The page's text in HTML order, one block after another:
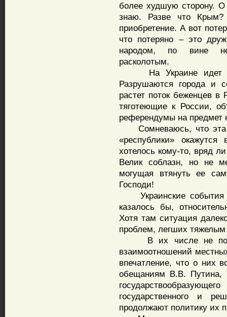
более худшую сторону. О
знаю. Разве что Крым?
приобретение. А вот
что потеряно – это
народом, по вине
расколотым.
На Украине идет
Разрушаются города и
растет поток беженцев в
тяготеющие к России,
референдумы на предмет
Сомневаюсь, что эта
«республики»
хотелось кому-то, вряд
Велик соблазн, но не
могущая втянуть ее
Господи!
Украинские события
казалось бы,
Хотя там ситуация
проблем, легших
В их числе не
взаимоотношений
впечатление, что о них
обещаниям В.В. Путина,
государственного и
продолжают политику их